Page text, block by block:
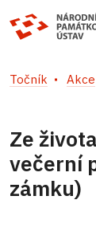
Točník Akce
Ze
večerní
zámku)